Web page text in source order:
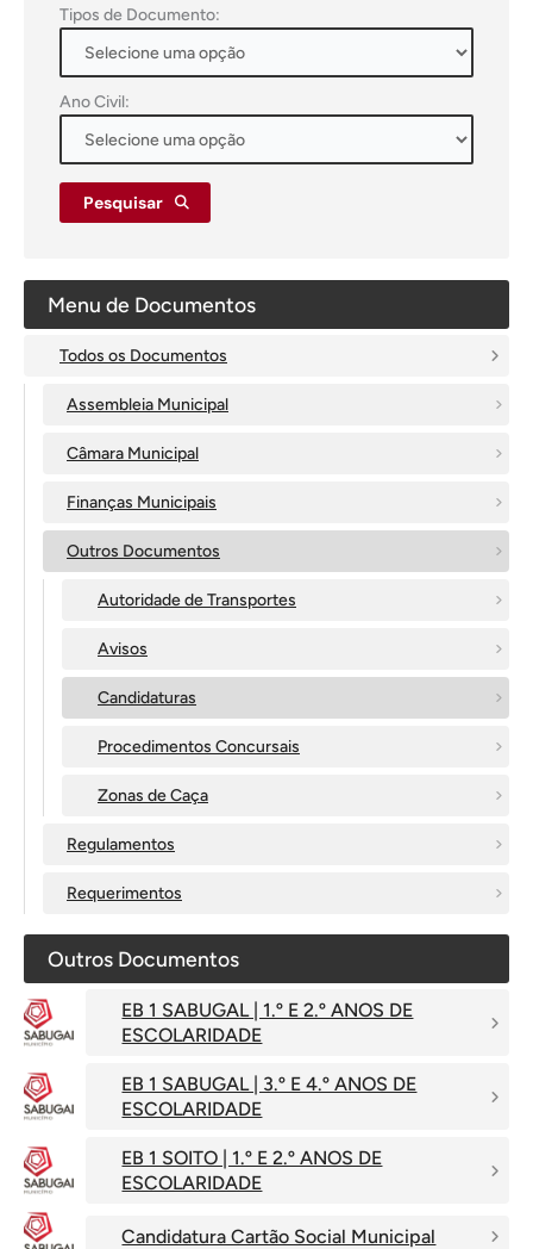
Tipos de Documento:
Ano Civil:
Pesquisar
Menu de Documentos
Todos os Documentos
Assembleia Municipal
Câmara Municipal
Finanças Municipais
Outros Documentos
Autoridade de Transportes
Avisos
Candidaturas
Procedimentos Concursais
Zonas de Caça
Regulamentos
Requerimentos
Outros Documentos
EB 1 SABUGAL | 1.º E 2.º ANOS DE
ESCOLARIDADE
EB 1 SABUGAL | 3.º E 4.º ANOS DE
ESCOLARIDADE
EB 1 SOITO | 1.º E 2.º ANOS DE
ESCOLARIDADE
Candidatura Cartão Social Municipal